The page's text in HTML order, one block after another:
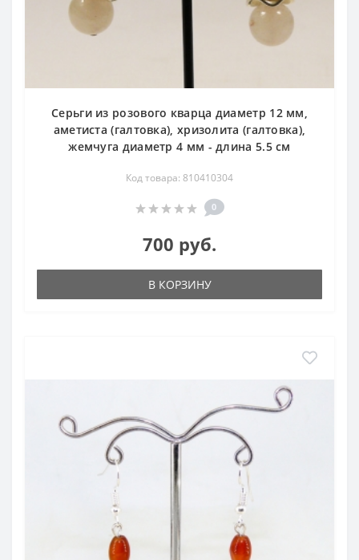
Серьги из розового кварца диаметр 12 мм,
аметиста (галтовка), хризолита (галтовка),
жемчуга диаметр 4 мм - длина 5.5 см
Код товара: 810410304
0
700 руб.
В КОРЗИНУ